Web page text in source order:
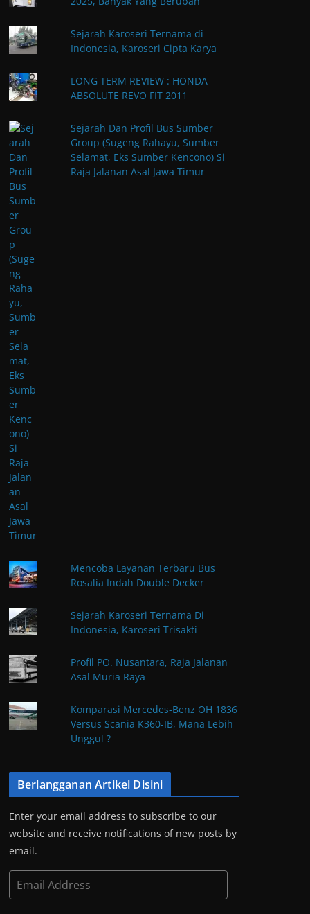
Sejarah Karoseri Ternama di
Indonesia, Karoseri Cipta Karya
LONG TERM REVIEW : HONDA
ABSOLUTE REVO FIT 2011
Sejarah Dan Profil Bus Sumber
Group (Sugeng Rahayu, Sumber
Selamat, Eks Sumber Kencono) Si
Raja Jalanan Asal Jawa Timur
Mencoba Layanan Terbaru Bus
Rosalia Indah Double Decker
Sejarah Karoseri Ternama Di
Indonesia, Karoseri Trisakti
Profil PO. Nusantara, Raja Jalanan
Asal Muria Raya
Komparasi Mercedes-Benz OH 1836
Versus Scania K360-IB, Mana Lebih
Unggul ?
Berlangganan Artikel Disini
Enter your email address to subscribe to our
website and receive notifications of new posts by
email.
m